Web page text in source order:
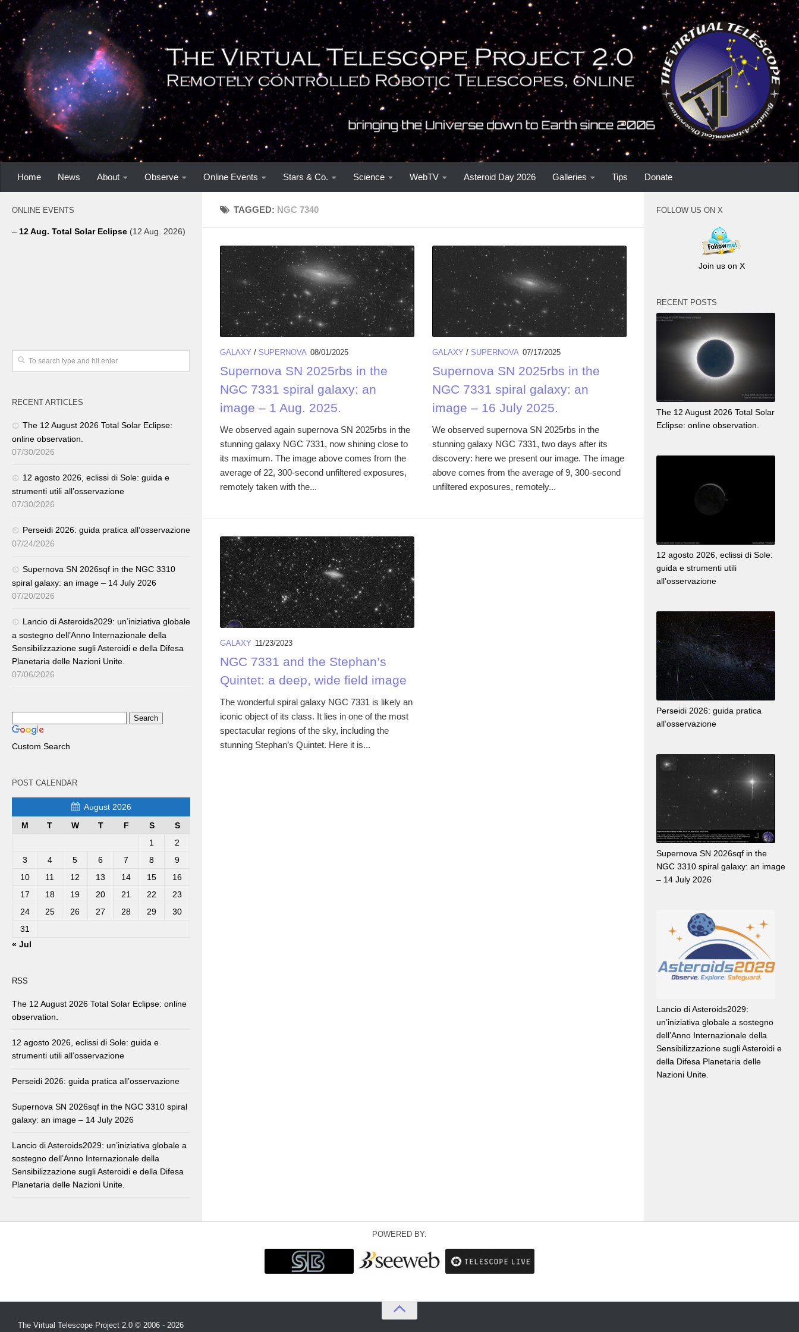
Home News About Observe Online Events Stars & Co. Science WebTV Asteroid Day 2026 Galleries Tips Donate
TAGGED: NGC 7340
GALAXY / SUPERNOVA 08/01/2025
Supernova SN 2025rbs in the
NGC 7331 spiral galaxy: an
image – 1 Aug. 2025.
We observed again supernova SN 2025rbs in the
stunning galaxy NGC 7331, now shining close to
its maximum. The image above comes from the
average of 22, 300-second unfiltered exposures,
remotely taken with the...
GALAXY / SUPERNOVA 07/17/2025
Supernova SN 2025rbs in the
NGC 7331 spiral galaxy: an
image – 16 July 2025.
We observed supernova SN 2025rbs in the
stunning galaxy NGC 7331, two days after its
discovery: here we present our image. The image
above comes from the average of 9, 300-second
unfiltered exposures, remotely...
GALAXY 11/23/2023
NGC 7331 and the Stephan’s
Quintet: a deep, wide field image
The wonderful spiral galaxy NGC 7331 is likely an
iconic object of its class. It lies in one of the most
spectacular regions of the sky, including the
stunning Stephan’s Quintet. Here it is...
ONLINE EVENTS
– 12 Aug. Total Solar Eclipse (12 Aug. 2026)
RECENT ARTICLES
The 12 August 2026 Total Solar Eclipse:
online observation.
07/30/2026
12 agosto 2026, eclissi di Sole: guida e
strumenti utili all’osservazione
07/30/2026
Perseidi 2026: guida pratica all’osservazione
07/24/2026
Supernova SN 2026sqf in the NGC 3310
spiral galaxy: an image – 14 July 2026
07/20/2026
Lancio di Asteroids2029: un’iniziativa globale
a sostegno dell’Anno Internazionale della
Sensibilizzazione sugli Asteroidi e della Difesa
Planetaria delle Nazioni Unite.
07/06/2026
Custom Search
POST CALENDAR
August 2026
M
T W T F S
S
1
2
3
4 5 6 7 8
9
10
11 12 13 14 15
16
17
18 19 20 21 22
23
24
25 26 27 28 29
30
31
« Jul
RSS
The 12 August 2026 Total Solar Eclipse: online
observation.
12 agosto 2026, eclissi di Sole: guida e
strumenti utili all’osservazione
Perseidi 2026: guida pratica all’osservazione
Supernova SN 2026sqf in the NGC 3310 spiral
galaxy: an image – 14 July 2026
Lancio di Asteroids2029: un’iniziativa globale a
sostegno dell’Anno Internazionale della
Sensibilizzazione sugli Asteroidi e della Difesa
Planetaria delle Nazioni Unite.
FOLLOW US ON X
Join us on X
RECENT POSTS
The 12 August 2026 Total Solar
Eclipse: online observation.
12 agosto 2026, eclissi di Sole:
guida e strumenti utili
all’osservazione
Perseidi 2026: guida pratica
all’osservazione
Supernova SN 2026sqf in the
NGC 3310 spiral galaxy: an image
– 14 July 2026
Lancio di Asteroids2029:
un’iniziativa globale a sostegno
dell’Anno Internazionale della
Sensibilizzazione sugli Asteroidi e
della Difesa Planetaria delle
Nazioni Unite.
POWERED BY:
The Virtual Telescope Project 2.0 © 2006 - 2026